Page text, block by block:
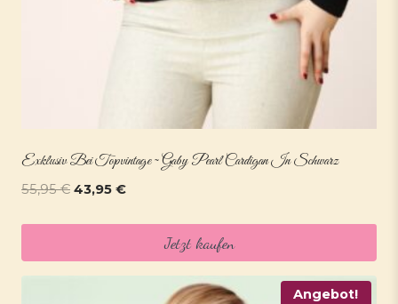
Exklusiv Bei Topvintage ~ Gaby Pearl Cardigan In Schwarz
55,95€ Ursprünglicher
war:
43,95 €Aktueller
ist:
43,95 €.Jetzt kaufen
Angebot!